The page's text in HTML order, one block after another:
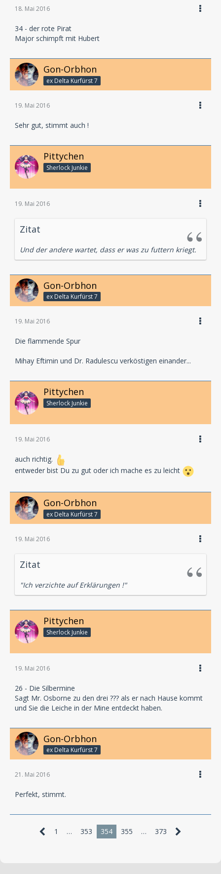
18. Mai 2016
34 - der rote Pirat
Major schimpft mit Hubert
Gon-Orbhon
ex Delta Kurfürst 7
19. Mai 2016
Sehr gut, stimmt auch !
Pittychen
Sherlock Junkie
19. Mai 2016
Zitat
Und der andere wartet, dass er was zu futtern kriegt.
Gon-Orbhon
ex Delta Kurfürst 7
19. Mai 2016
Die flammende Spur
Mihay Eftimin und Dr. Radulescu verköstigen einander...
Pittychen
Sherlock Junkie
19. Mai 2016
auch richtig.
entweder bist Du zu gut oder ich mache es zu leicht
Gon-Orbhon
ex Delta Kurfürst 7
19. Mai 2016
Zitat
"Ich verzichte auf Erklärungen !"
Pittychen
Sherlock Junkie
19. Mai 2016
26 - Die Silbermine
Sagt Mr. Osborne zu den drei ??? als er nach Hause kommt
und Sie die Leiche in der Mine entdeckt haben.
Gon-Orbhon
ex Delta Kurfürst 7
21. Mai 2016
Perfekt, stimmt.
1 … 353 354 355 … 373